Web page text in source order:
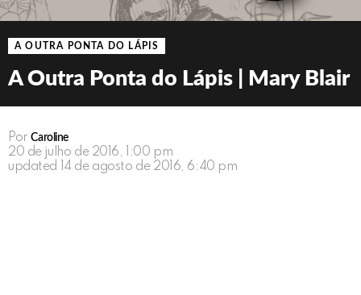
A OUTRA PONTA DO LÁPIS
A Outra Ponta do Lápis | Mary Blair
Por Caroline
20 de julho de 2016, 1:00 pm
updated
14 de agosto de 2016, 6:40 pm